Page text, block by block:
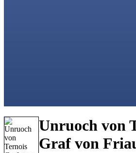
Unruoch von
Graf von